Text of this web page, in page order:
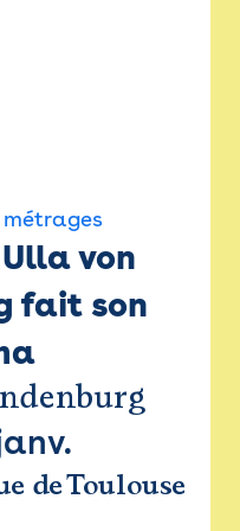
von
fait son
de Toulouse